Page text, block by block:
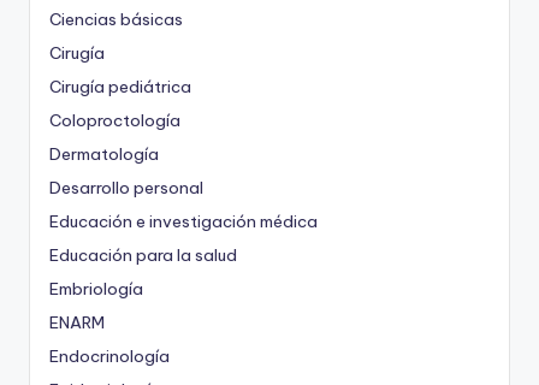
Ciencias básicas
Cirugía
Cirugía pediátrica
Coloproctología
Dermatología
Desarrollo personal
Educación e investigación médica
Educación para la salud
Embriología
ENARM
Endocrinología